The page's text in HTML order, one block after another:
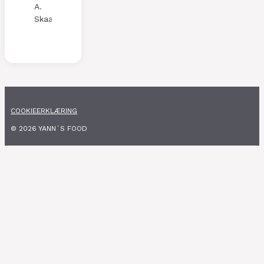
A.
Skaalen
COOKIEERKLÆRING
© 2026 YANN´S FOOD